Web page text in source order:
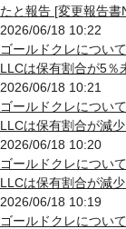
たと報告 [変更報告書
2026/06/18 10:22
ゴールドクレについ
LLCは保有割合が5％
2026/06/18 10:21
ゴールドクレについ
LLCは保有割合が減
2026/06/18 10:20
ゴールドクレについ
LLCは保有割合が減
2026/06/18 10:19
ゴールドクレについ